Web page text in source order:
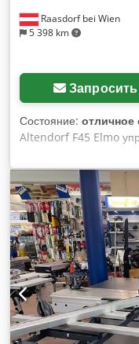
Raasdorf bei Wien
5 398 km
Запросить
Состояние: отличное
Altendorf F45 Elmo
3200 мм Ширина
мм Подрезной диск:
электрическая /
пилы: электрическая
упор: электрический /
торцевого упора:
индикатор Дисплей
Торцевая линейка с
Sbvksfx Algof
Мощность двигателя:
мм Дуплексный
500.-